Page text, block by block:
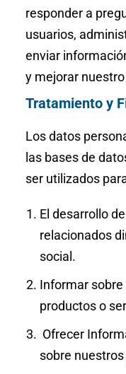
responder a
usuarios,
enviar
y mejorar
Tratamiento y
Los datos
las bases de
ser utilizados
El desarrollo
relacionados
social.
Informar
productos o
Ofrecer
sobre